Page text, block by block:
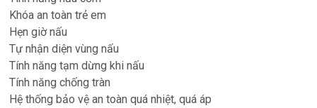
Khóa an toàn trẻ em
Hẹn giờ nấu
Tự nhận diện vùng nấu
Tính năng tạm dừng khi nấu
Tính năng chống tràn
Hệ thống bảo vệ an toàn quá nhiệt, quá áp